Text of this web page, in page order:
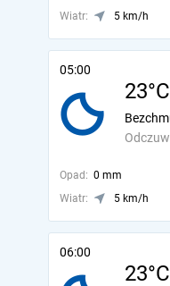
Wiatr:
5 km/h
05:00
23°C
Opad: 0 mm
Wiatr:
5 km/h
06:00
23°C